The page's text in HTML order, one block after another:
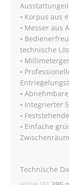
Ausstattungen
• Korpus aus
• Messer aus
•
technische
•
•
•
• Integrierter
•
• Einfache
Technische